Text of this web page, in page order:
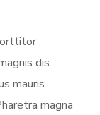
dis
mauris.
magna